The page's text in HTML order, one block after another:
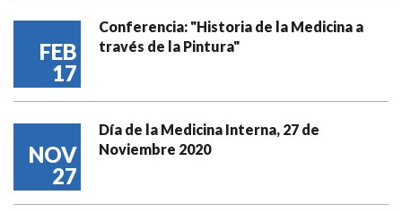
FEB
17
Conferencia: "Historia de la Medicina a
través de la Pintura"
NOV
27
Día de la Medicina Interna, 27 de
Noviembre 2020